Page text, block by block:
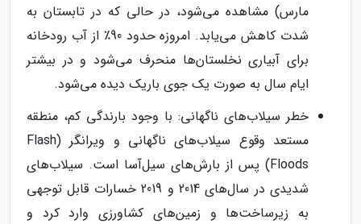
مارس) مشاهده می‌شود، در حالی که در تابستان به
شدت کاهش می‌یابد. امروزه حدود 90٪ از آب رودخانه
برای آبیاری نخلستان‌ها منحرف می‌شود و در بیشتر
ایام سال به صورت یک جوی باریک دیده می‌شود.
خطر سیلاب‌های ناگهانی: با وجود بارندگی کم، منطقه
مستعد وقوع سیلاب‌های ناگهانی و ویرانگر (Flash
Floods) پس از بارش‌های سیل‌آسا است. سیلاب‌های
شدیدی در سال‌های 2014 و 2019 خسارات قابل توجهی
به زیرساخت‌ها و زمین‌های کشاورزی وارد کرد و